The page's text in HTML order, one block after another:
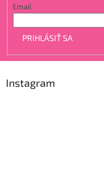
Email
PRIHLÁSIŤ SA
Instagram